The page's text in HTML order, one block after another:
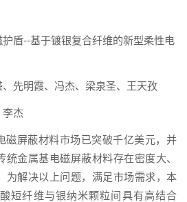
盾--基于镀银复合纤维的新型柔性电
先明霞、冯杰、梁泉圣、王天孜
李杰
磁屏蔽材料市场已突破千亿美元，并
金属基电磁屏蔽材料存在密度大、
为解决以上问题，满足市场需求，本
短纤维与银纳米颗粒间具有高结合